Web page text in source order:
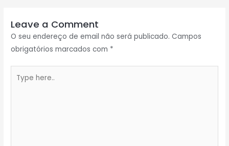
Leave a Comment
O seu endereço de email não será publicado. Campos
obrigatórios marcados com *
here..